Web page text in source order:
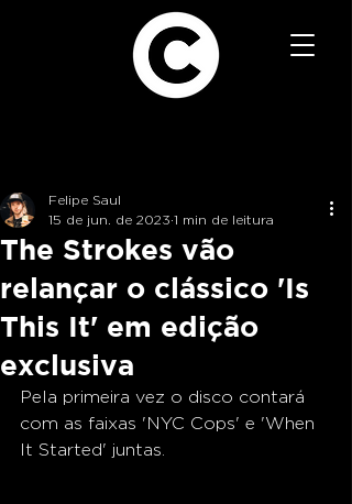
The Strokes vão
relançar o clássico 'Is
This It' em edição
exclusiva
Felipe Saul
15 de jun. de 2023 1 min de leitura
Pela primeira vez o disco contará
com as faixas 'NYC Cops' e 'When
It Started' juntas.